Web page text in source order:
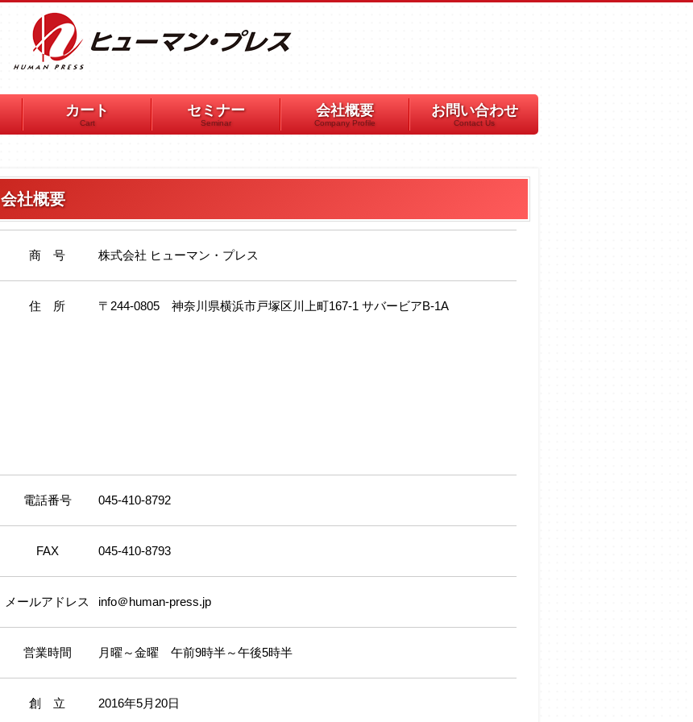
カート
Cart
セミナー
Seminar
会社概要
Company Profile
お問い合わせ
Contact Us
会社概要
商 号 株式会社 ヒューマン・プレス
住 所 〒244-0805 神奈川県横浜市戸塚区川上町167-1 サバービアB-1A
電話番号 045-410-8792
FAX 045-410-8793
メールアドレス info＠human-press.jp
営業時間 月曜～金曜 午前9時半～午後5時半
創 立 2016年5月20日